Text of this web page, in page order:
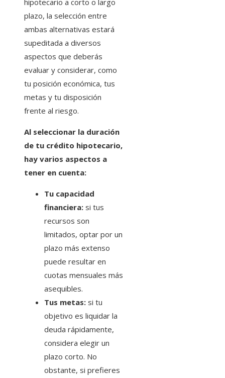
hipotecario a corto o largo
plazo, la selección entre
ambas alternativas estará
supeditada a diversos
aspectos que deberás
evaluar y considerar, como
tu posición económica, tus
metas y tu disposición
frente al riesgo.
Al seleccionar la duración
de tu crédito hipotecario,
hay varios aspectos a
tener en cuenta:
Tu capacidad
financiera: si tus
recursos son
limitados, optar por un
plazo más extenso
puede resultar en
cuotas mensuales más
asequibles.
Tus metas: si tu
objetivo es liquidar la
deuda rápidamente,
considera elegir un
plazo corto. No
obstante, si prefieres